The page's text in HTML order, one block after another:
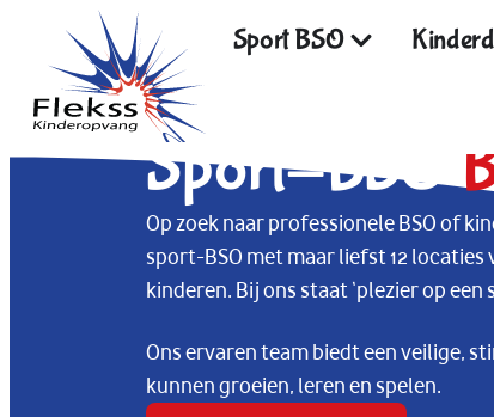
Sport BSO
Sport-BSO
Op zoek naar professionele BSO of
sport-BSO met maar liefst 12
kinderen. Bij ons staat ‘plezier op
Ons ervaren team biedt een veilige,
kunnen groeien, leren en spelen.